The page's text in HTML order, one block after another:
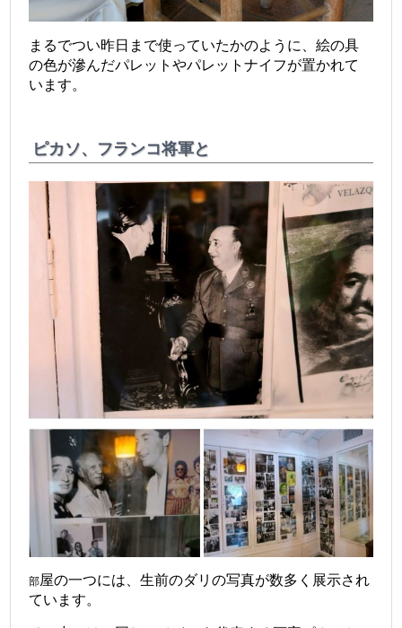
まるでつい昨日まで使っていたかのように、絵の具
の色が滲んだパレットやパレットナイフが置かれて
います。
ピカソ、フランコ将軍と
部屋の一つには、生前のダリの写真が数多く展示され
ています。